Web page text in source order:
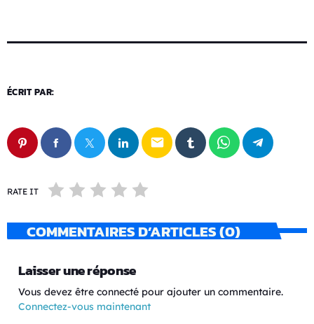
ÉCRIT PAR:
email
RATE IT
COMMENTAIRES D’ARTICLES (0)
Laisser une réponse
Vous devez être connecté pour ajouter un commentaire.
Connectez-vous maintenant